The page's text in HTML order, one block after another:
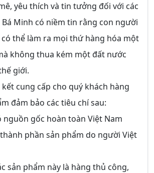
yêu thích và tin tưởng đối với các
Bá Minh có niềm tin rằng con người
thể làm ra mọi thứ hàng hóa một
không thua kém một đất nước
giới.
kết cung cấp cho quý khách hàng
đảm bảo các tiêu chí sau:
nguồn gốc hoàn toàn Việt Nam
phần sản phẩm do người Việt
sản phẩm này là hàng thủ công,